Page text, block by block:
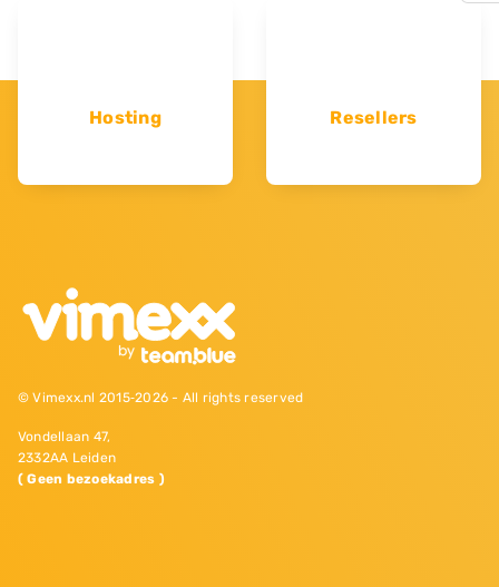
Hosting Resellers
© Vimexx.nl 2015‐2026 - All rights reserved
Vondellaan 47,
2332AA Leiden
( Geen bezoekadres )